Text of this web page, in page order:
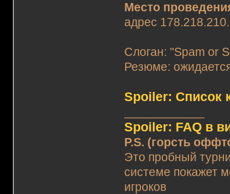
Место
адрес
Слоган: "Spam or
Резюме:
Spoiler: Список
Spoiler: FAQ в
P.S. (горсть
Это пробный
системе покажет
игроков